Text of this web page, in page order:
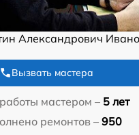
Александрович
Вызвать мастера
мастером – 5 лет
ремонтов – 950